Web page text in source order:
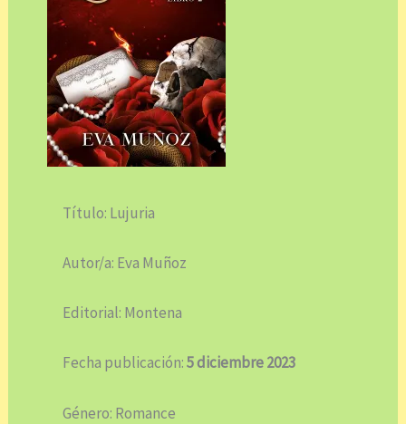
Título: Lujuria
Autor/a: Eva Muñoz
Editorial: Montena
Fecha publicación:5 diciembre 2023
Género: Romance